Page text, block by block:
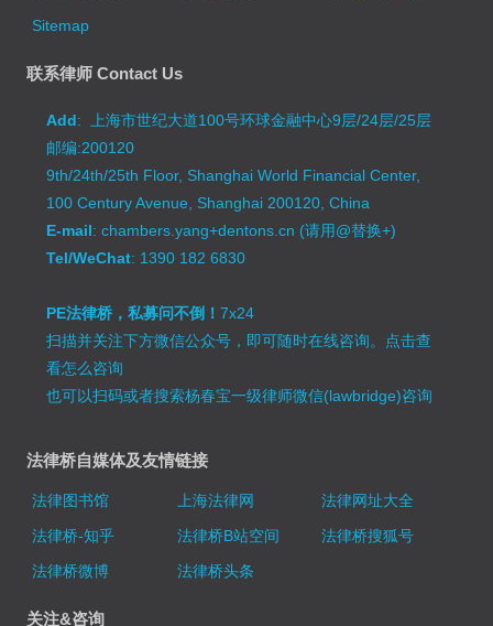
Sitemap
联系律师 Contact Us
Add: 上海市世纪大道100号环球金融中心9层/24层/25层
邮编:200120
9th/24th/25th Floor, Shanghai World Financial Center,
100 Century Avenue, Shanghai 200120, China
E-mail: chambers.yang+dentons.cn (请用@替换+)
Tel/WeChat: 1390 182 6830
PE法律桥，私募问不倒！7x24
扫描并关注下方微信公众号，即可随时在线咨询。 点击查
看怎么咨询
也可以扫码或者搜索杨春宝一级律师微信(lawbridge)咨询
法律桥自媒体及友情链接
法律图书馆 上海法律网
法律网址大全
法律桥-知乎
法律桥B站空间
法律桥搜狐号
法律桥微博
法律桥头条
关注&咨询